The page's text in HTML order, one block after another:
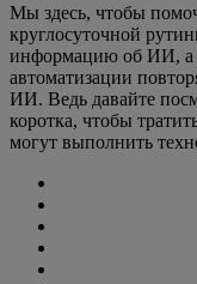
Мы здесь, чтобы
круглосуточной
информацию об ИИ, а
автоматизации
ИИ. Ведь давайте
коротка, чтобы
могут выполнить